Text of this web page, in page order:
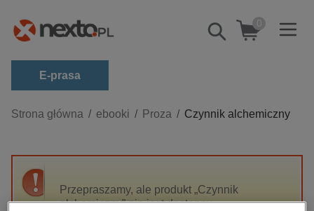
Pokaż/schowaj
wyszukiwarkę
0
E-prasa
Kategorie
biznesowe, branżowe, gospodarka
Strona główna ebooki Proza Czynnik alchemiczny
Przepraszamy, ale produkt „Czynnik
alchemiczny” nie jest dostępny.